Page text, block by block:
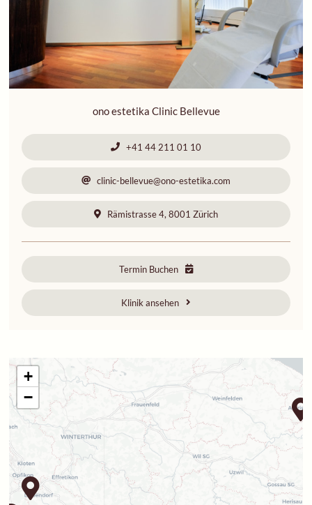
ono estetika Clinic Bellevue
+41 44 211 01 10
clinic-bellevue@ono-estetika.com
Rämistrasse 4, 8001 Zürich
Termin Buchen
Klinik ansehen
+
−